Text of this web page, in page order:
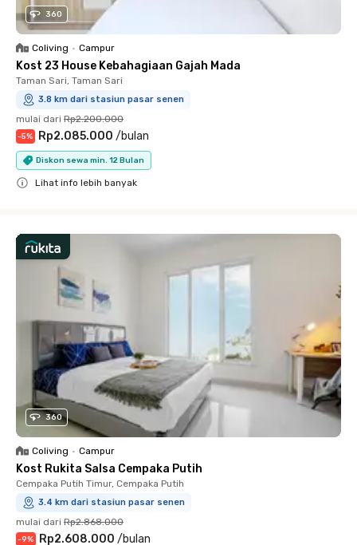
360
Coliving • Campur
Kost 23 House Kebahagiaan Gajah Mada
Taman Sari, Taman Sari
3.8 km dari stasiun pasar senen
mulai dari Rp2.200.000
-5% Rp2.085.000 /bulan
Diskon sewa min. 12 Bulan
Lihat info lebih banyak
360
Coliving • Campur
Kost Rukita Salsa Cempaka Putih
Cempaka Putih Timur, Cempaka Putih
3.4 km dari stasiun pasar senen
mulai dari Rp2.868.000
-9% Rp2.608.000 /bulan